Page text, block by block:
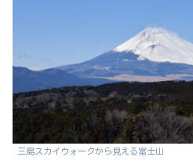
三島スカイウォークから見える富士山